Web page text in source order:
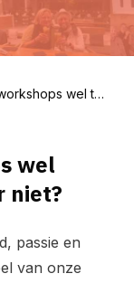
wel to
wel
niet?
passie en
van onze